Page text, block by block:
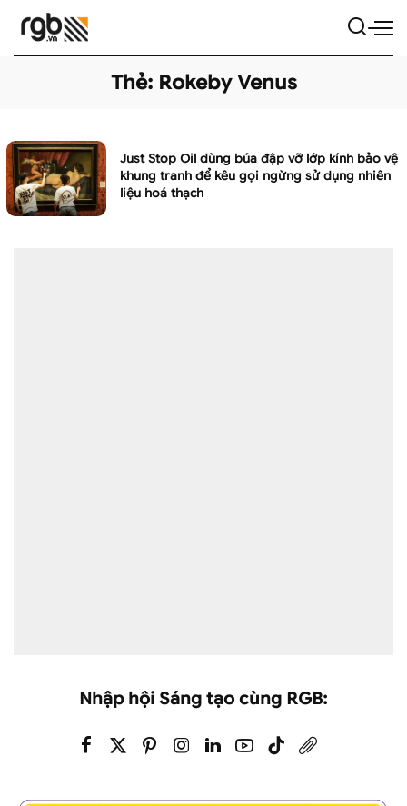
Thẻ: Rokeby Venus
Just Stop Oil dùng búa đập vỡ lớp kính bảo vệ
khung tranh để kêu gọi ngừng sử dụng nhiên
liệu hoá thạch
Nhập hội Sáng tạo cùng RGB: